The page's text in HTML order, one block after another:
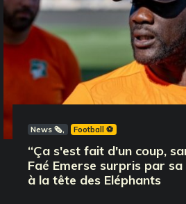
News 🗞️ Football ⚽️
‘‘Ça s'est fait d'un coup,
Faé Emerse surpris par
à la tête des Eléphants